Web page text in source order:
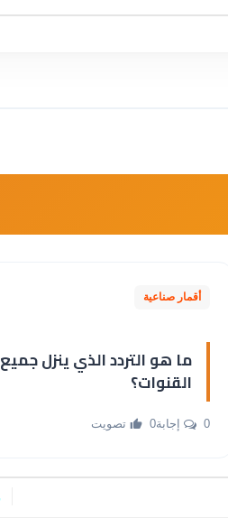
أقمار صناعية
ما هو التردد الذي ينزل جميع
القنوات؟
0 إجابة 0 تصويت